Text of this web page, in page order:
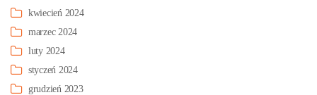
kwiecień 2024
marzec 2024
luty 2024
styczeń 2024
grudzień 2023